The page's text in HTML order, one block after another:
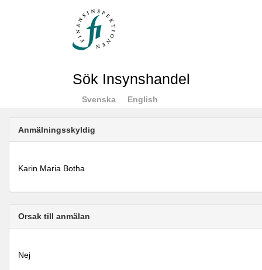
Sök Insynshandel
Svenska English
Anmälningsskyldig
Karin Maria Botha
Orsak till anmälan
Nej